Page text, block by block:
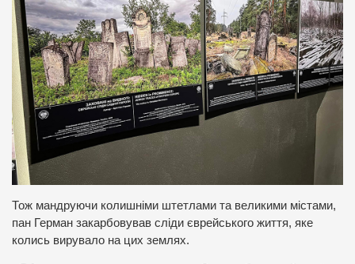
Тож мандруючи колишніми штетлами та великими містами,
пан Герман закарбовував сліди єврейського життя, яке
колись вирувало на цих землях.